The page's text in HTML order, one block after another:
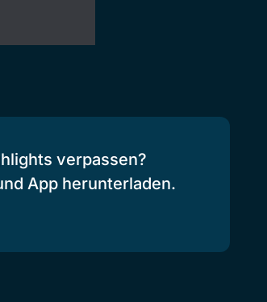
verpassen?
App herunterladen.